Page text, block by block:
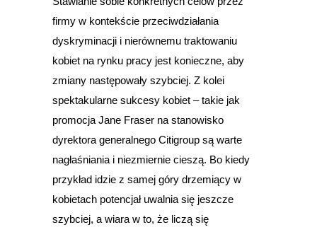
firmy w kontekście przeciwdziałania
dyskryminacji i nierównemu traktowaniu
kobiet na rynku pracy jest konieczne, aby
zmiany następowały szybciej. Z kolei
spektakularne sukcesy kobiet – takie jak
promocja Jane Fraser na stanowisko
dyrektora generalnego Citigroup są warte
nagłaśniania i niezmiernie cieszą. Bo kiedy
przykład idzie z samej góry drzemiący w
kobietach potencjał uwalnia się jeszcze
szybciej, a wiara w to, że liczą się